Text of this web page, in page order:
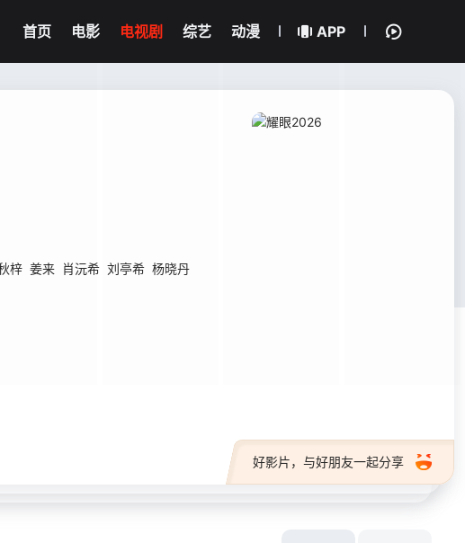
首页 电影 电视剧 综艺 动漫 APP
梓 姜来 肖沅希 刘亭希 杨晓丹
好影片，与好朋友一起分享